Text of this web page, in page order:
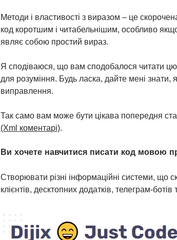
Методи і властивості з виразом – це
код коротшим і читабельнішим, особливо
являє собою простий вираз.
Я сподіваюся, що вам сподобалося читати
для розуміння. Будь ласка, дайте мені знати,
виправлення.
Так само вам може бути цікава попередня
(Xml коментарі).
Ви хочете навчитися писати код мовою
Створювати різні інформаційні системи, що
клієнтів, десктопних додатків, телеграм-ботів